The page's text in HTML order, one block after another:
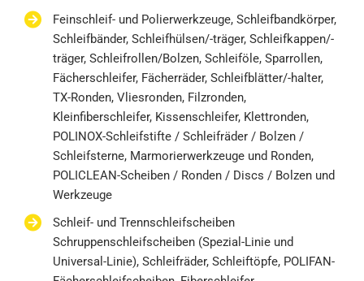
Feinschleif- und Polierwerkzeuge, Schleifbandkörper,
Schleifbänder, Schleifhülsen/-träger, Schleifkappen/-
träger, Schleifrollen/Bolzen, Schleiföle, Sparrollen,
Fächerschleifer, Fächerräder, Schleifblätter/-halter,
TX-Ronden, Vliesronden, Filzronden,
Kleinfiberschleifer, Kissenschleifer, Klettronden,
POLINOX-Schleifstifte / Schleifräder / Bolzen /
Schleifsterne, Marmorierwerkzeuge und Ronden,
POLICLEAN-Scheiben / Ronden / Discs / Bolzen und
Werkzeuge
Schleif- und Trennschleifscheiben
Schruppenschleifscheiben (Spezial-Linie und
Universal-Linie), Schleifräder, Schleiftöpfe, POLIFAN-